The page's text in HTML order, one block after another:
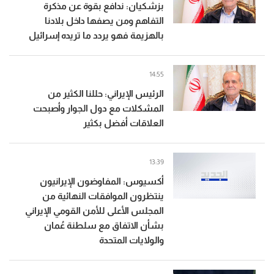
بزشكيان: ندافع بقوة عن مذكرة
التفاهم ومن يصفها داخل بلادنا
بالهزيمة فهو يردد ما تريده إسرائيل
الرئيس الإيراني: حللنا الكثير من
المشكلات مع دول الجوار وأصبحت
العلاقات أفضل بكثير
14:55
أكسيوس: المفاوضون الإيرانيون
ينتظرون الموافقات النهائية من
المجلس الأعلى للأمن القومي الإيراني
بشأن الاتفاق مع سلطنة عُمان
والولايات المتحدة
13:39